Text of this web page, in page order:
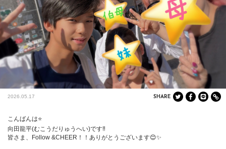
2026.05.17 SHARE
こんばんは⭐️
向田龍平(むこうだりゅうへい)です‼️
皆さま、Follow &CHEER！！ありがとうございます😊✨